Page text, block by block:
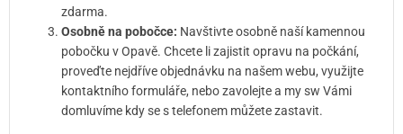
zdarma.
Osobně na pobočce: Navštivte osobně naší kamennou
pobočku v Opavě. Chcete li zajistit opravu na počkání,
proveďte nejdříve objednávku na našem webu, využijte
kontaktního formuláře, nebo zavolejte a my sw Vámi
domluvíme kdy se s telefonem můžete zastavit.